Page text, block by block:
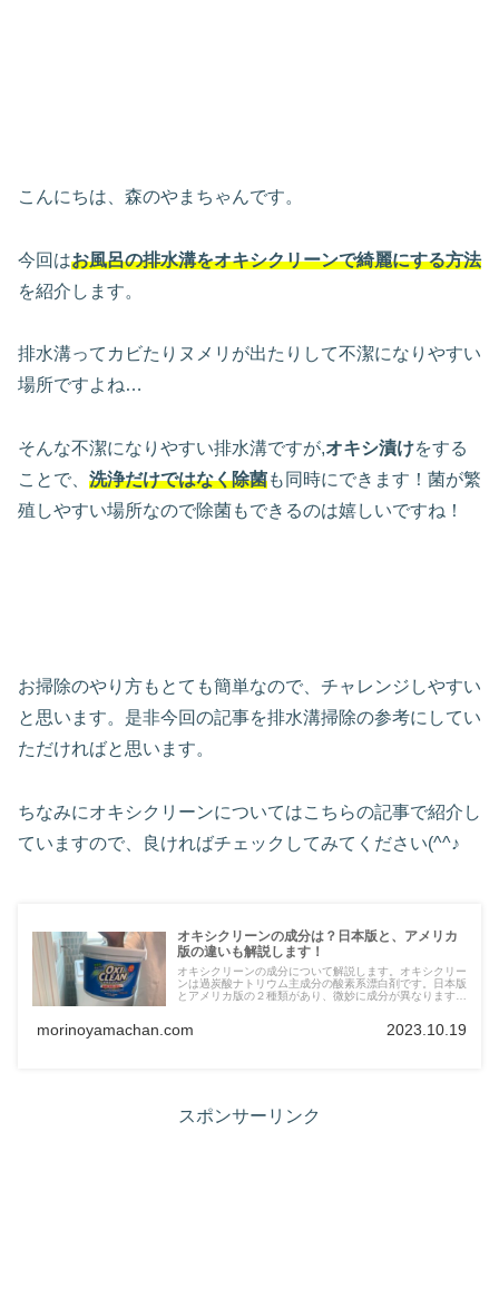
こんにちは、森のやまちゃんです。
今回はお風呂の排水溝をオキシクリーンで綺麗にする方法
を紹介します。
排水溝ってカビたりヌメリが出たりして不潔になりやすい
場所ですよね…
そんな不潔になりやすい排水溝ですが,オキシ漬けをする
ことで、 洗浄だけではなく除菌も同時にできます！菌が繁
殖しやすい場所なので除菌もできるのは嬉しいですね！
お掃除のやり方もとても簡単なので、チャレンジしやすい
と思います。是非今回の記事を排水溝掃除の参考にしてい
ただければと思います。
ちなみにオキシクリーンについてはこちらの記事で紹介し
ていますので、良ければチェックしてみてください(^^♪
オキシクリーンの成分は？日本版と、アメリカ
版の違いも解説します！
オキシクリーンの成分について解説します。オキシクリー
ンは過炭酸ナトリウム主成分の酸素系漂白剤です。日本版
とアメリカ版の２種類があり、微妙に成分が異なります。
はぜひ参考にしてください。
morinoyamachan.com 2023.10.19
スポンサーリンク